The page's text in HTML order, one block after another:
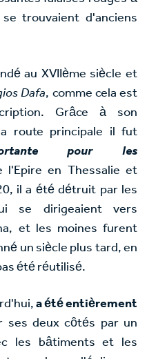
trouvaient d'anciens
au XVIIème siècle et
Dafa, comme cela est
Grâce à son
route principale il fut
pour les
l'Epire en Thessalie et
il a été détruit par les
se dirigeaient vers
et les moines furent
un siècle plus tard, en
été réutilisé.
a été entièrement
ses deux côtés par un
les bâtiments et les